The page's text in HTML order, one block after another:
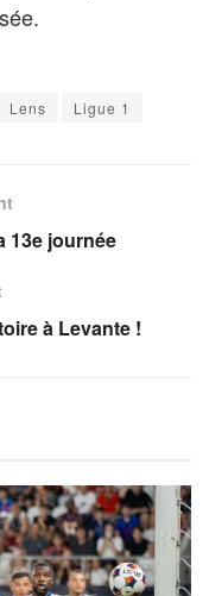
Lens Ligue 1
13e journée
à Levante !